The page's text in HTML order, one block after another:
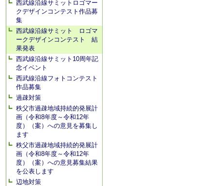
西武線沿線サミットロゴマー
クデザインコンテスト作品募
集
西武線沿線サミット ロゴマ
ークデザインコンテスト 結
果発表
西武線沿線サミット10周年記
念イベント
西武線沿線フォトコンテスト
作品募集
過疎対策
秩父市過疎地域持続的発展計
画（令和8年度～令和12年
度）（案）への意見を募集し
ます
秩父市過疎地域持続的発展計
画（令和8年度～令和12年
度）（案）への意見募集結果
を公表します
辺地対策